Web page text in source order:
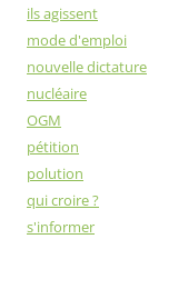
ils agissent
mode d'emploi
nouvelle dictature
nucléaire
OGM
pétition
polution
qui croire ?
s'informer